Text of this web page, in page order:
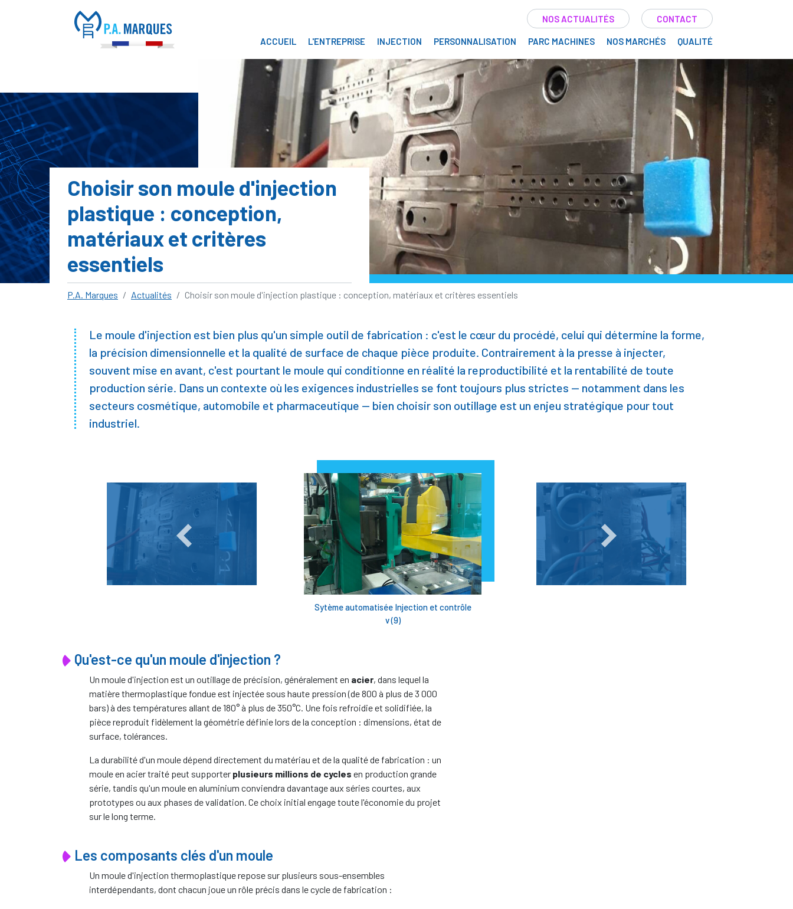
NOS ACTUALITÉS CONTACT
ACCUEIL L'ENTREPRISE INJECTION PERSONNALISATION PARC MACHINES NOS MARCHÉS QUALITÉ
Choisir son moule d'injection
plastique : conception,
matériaux et critères
essentiels
P.A. Marques Actualités Choisir son moule d'injection plastique : conception, matériaux et critères essentiels
Le moule d'injection est bien plus qu'un simple outil de fabrication : c'est le cœur du procédé, celui qui détermine la forme,
la précision dimensionnelle et la qualité de surface de chaque pièce produite. Contrairement à la presse à injecter,
souvent mise en avant, c'est pourtant le moule qui conditionne en réalité la reproductibilité et la rentabilité de toute
production série. Dans un contexte où les exigences industrielles se font toujours plus strictes — notamment dans les
secteurs cosmétique, automobile et pharmaceutique — bien choisir son outillage est un enjeu stratégique pour tout
industriel.
Sytème automatisée Injection et contrôle
v (9)
Qu'est-ce qu'un moule d'injection ?
Un moule d'injection est un outillage de précision, généralement en acier, dans lequel la
matière thermoplastique fondue est injectée sous haute pression (de 800 à plus de 3 000
bars) à des températures allant de 180° à plus de 350°C. Une fois refroidie et solidifiée, la
pièce reproduit fidèlement la géométrie définie lors de la conception : dimensions, état de
surface, tolérances.
La durabilité d'un moule dépend directement du matériau et de la qualité de fabrication : un
moule en acier traité peut supporter plusieurs millions de cycles en production grande
série, tandis qu'un moule en aluminium conviendra davantage aux séries courtes, aux
prototypes ou aux phases de validation. Ce choix initial engage toute l'économie du projet
sur le long terme.
Les composants clés d'un moule
Un moule d'injection thermoplastique repose sur plusieurs sous-ensembles
interdépendants, dont chacun joue un rôle précis dans le cycle de fabrication :